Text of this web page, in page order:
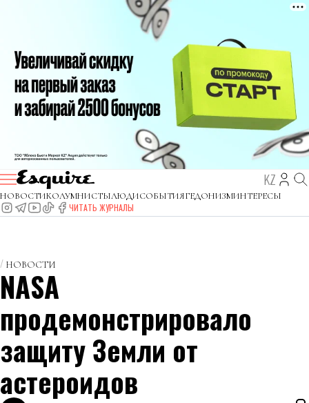
KZ
НОВОСТИКОЛУМНИСТЫЛЮДИСОБЫТИЯГЕДОНИЗМИНТЕРЕСЫ
ЧИТАТЬ ЖУРНАЛЫ
НОВОСТИ
NASA
продемонстрировало
защиту Земли от
астероидов